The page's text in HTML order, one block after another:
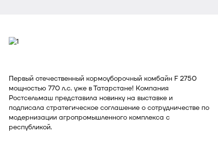
Первый отечественный кормоуборочный комбайн F 2750
мощностью 770 л.с. уже в Татарстане! Компания
Ростсельмаш представила новинку на выставке и
подписала стратегическое соглашение о сотрудничестве по
модернизации агропромышленного комплекса с
республикой.